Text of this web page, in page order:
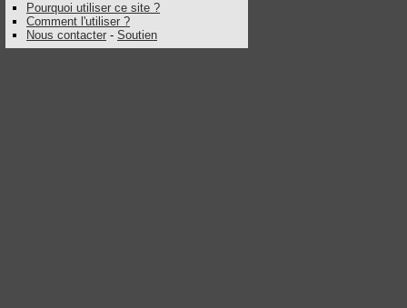
Pourquoi utiliser ce site ?
Comment l'utiliser ?
Nous contacter - Soutien